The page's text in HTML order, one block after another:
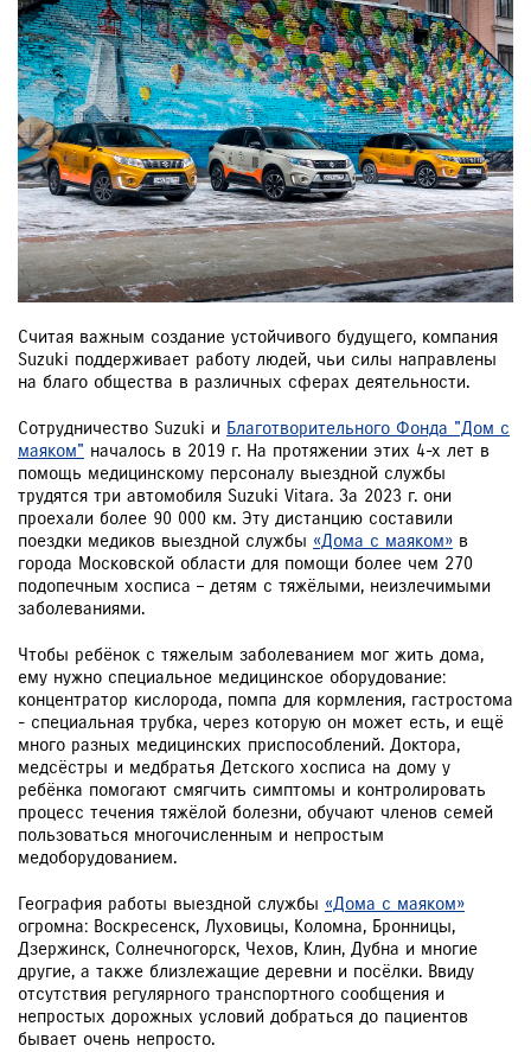
Считая важным создание устойчивого будущего, компания
Suzuki поддерживает работу людей, чьи силы направлены
на благо общества в различных сферах деятельности.
Сотрудничество Suzuki и Благотворительного Фонда "Дом с
маяком" началось в 2019 г. На протяжении этих 4-х лет в
помощь медицинскому персоналу выездной службы
трудятся три автомобиля Suzuki Vitara. За 2023 г. они
проехали более 90 000 км. Эту дистанцию составили
поездки медиков выездной службы «Дома с маяком» в
города Московской области для помощи более чем 270
подопечным хосписа – детям с тяжёлыми, неизлечимыми
заболеваниями.
Чтобы ребёнок с тяжелым заболеванием мог жить дома,
ему нужно специальное медицинское оборудование:
концентратор кислорода, помпа для кормления, гастростома
- специальная трубка, через которую он может есть, и ещё
много разных медицинских приспособлений. Доктора,
медсёстры и медбратья Детского хосписа на дому у
ребёнка помогают смягчить симптомы и контролировать
процесс течения тяжёлой болезни, обучают членов семей
пользоваться многочисленным и непростым
медоборудованием.
География работы выездной службы «Дома с маяком»
огромна: Воскресенск, Луховицы, Коломна, Бронницы,
Дзержинск, Солнечногорск, Чехов, Клин, Дубна и многие
другие, а также близлежащие деревни и посёлки. Ввиду
отсутствия регулярного транспортного сообщения и
непростых дорожных условий добраться до пациентов
бывает очень непросто.